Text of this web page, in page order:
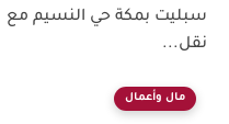
سبليت بمكة حي النسيم مع
نقل...
مال وأعمال